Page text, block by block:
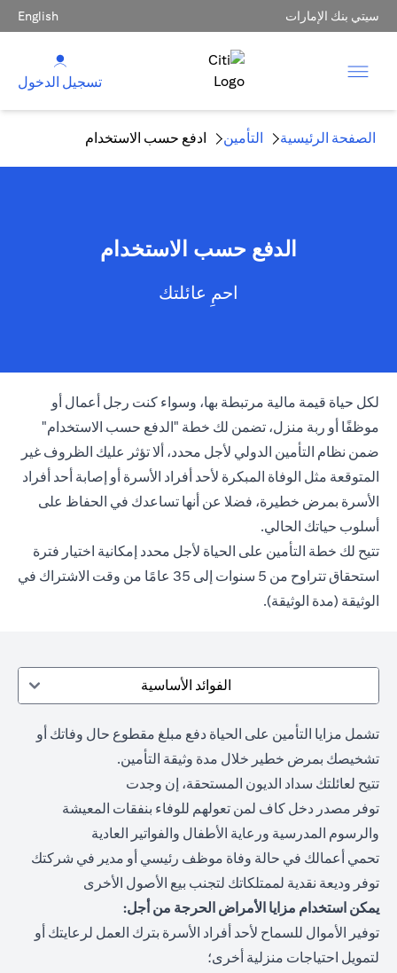
سيتي بنك الإمارات English
تسجيل الدخول
الصفحة الرئيسية التأمين ادفع حسب الاستخدام
الدفع حسب الاستخدام
احمِ عائلتك
لكل حياة قيمة مالية مرتبطة بها، وسواء كنت رجل أعمال أو
موظفًا أو ربة منزل، تضمن لك خطة "الدفع حسب الاستخدام"
ضمن نظام التأمين الدولي لأجل محدد، ألا تؤثر عليك الظروف غير
المتوقعة مثل الوفاة المبكرة لأحد أفراد الأسرة أو إصابة أحد أفراد
الأسرة بمرض خطيرة، فضلا عن أنها تساعدك في الحفاظ على
أسلوب حياتك الحالي.
تتيح لك خطة التأمين على الحياة لأجل محدد إمكانية اختيار فترة
استحقاق تتراوح من 5 سنوات إلى 35 عامًا من وقت الاشتراك في
الوثيقة (مدة الوثيقة).
الفوائد الأساسية
تشمل مزايا التأمين على الحياة دفع مبلغ مقطوع حال وفاتك أو
تشخيصك بمرض خطير خلال مدة وثيقة التأمين.
تتيح لعائلتك سداد الديون المستحقة، إن وجدت
توفر مصدر دخل كاف لمن تعولهم للوفاء بنفقات المعيشة
والرسوم المدرسية ورعاية الأطفال والفواتير العادية
تحمي أعمالك في حالة وفاة موظف رئيسي أو مدير في شركتك
توفر وديعة نقدية لممتلكاتك لتجنب بيع الأصول الأخرى
يمكن استخدام مزايا الأمراض الحرجة من أجل:
توفير الأموال للسماح لأحد أفراد الأسرة بترك العمل لرعايتك أو
لتمويل احتياجات منزلية أخرى؛